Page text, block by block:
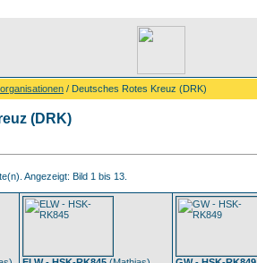
/ Deutsches Rotes Kreuz (DRK)
(DRK)
Angezeigt: Bild 1 bis 13.